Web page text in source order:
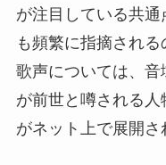
が注目している共
も頻繁に指摘され
歌声については、
が前世と噂される
がネット上で展開さ